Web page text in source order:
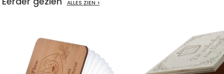
ALLES ZIEN >